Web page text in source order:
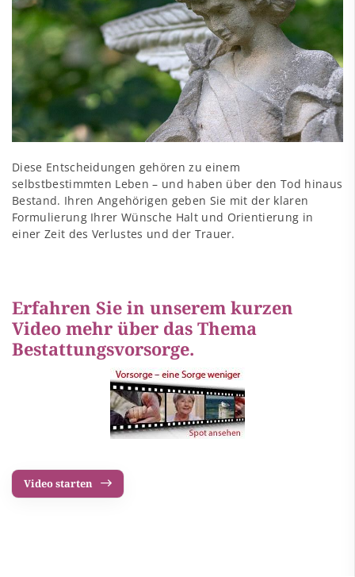
Diese Entscheidungen gehören zu einem
selbstbestimmten Leben – und haben über den Tod hinaus
Bestand. Ihren Angehörigen geben Sie mit der klaren
Formulierung Ihrer Wünsche Halt und Orientierung in
einer Zeit des Verlustes und der Trauer.
Erfahren Sie in unserem kurzen
Video mehr über das Thema
Bestattungsvorsorge.
Video starten